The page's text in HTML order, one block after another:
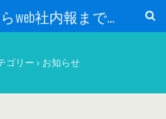
紙媒体からweb社内報まで 社内報制作会社 創言社：東京都千代田区飯田橋駅から１分
ゴリー › お知らせ